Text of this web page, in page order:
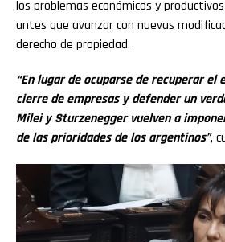
los problemas económicos y
antes que avanzar con nuevas
derecho de propiedad.
“En lugar de ocuparse de recuperar el
cierre de empresas y defender un
Milei y Sturzenegger vuelven a
de las prioridades de los argentinos”,